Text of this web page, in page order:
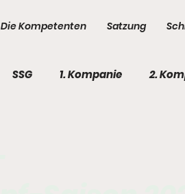
Die Kompetenten Satzung
SSG 1. Kompanie 2.